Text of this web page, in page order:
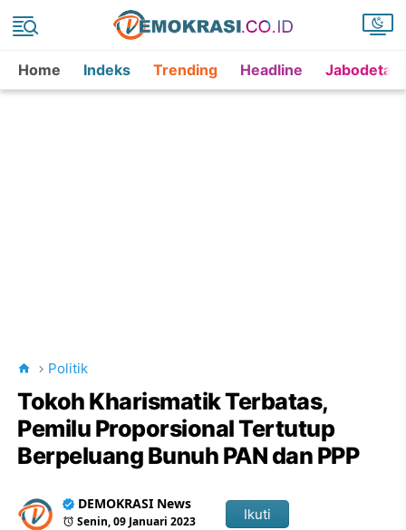
Home Indeks Trending Headline
Politik
Tokoh Kharismatik Terbatas,
Pemilu Proporsional Tertutup
Berpeluang Bunuh PAN dan PPP
DEMOKRASI News
Senin, 09 Januari 2023 Ikuti